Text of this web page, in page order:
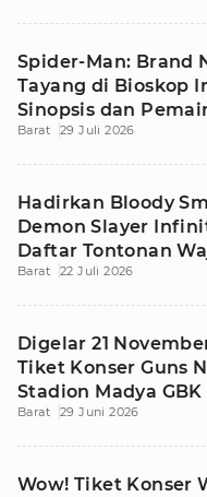
Spider-Man: Brand
Tayang di Bioskop
Sinopsis dan
Barat 29 Juli 2026
Hadirkan Bloody
Demon Slayer
Daftar Tontonan
Barat 22 Juli 2026
Digelar 21
Tiket Konser Guns
Stadion Madya GBK
Barat 29 Juni 2026
Wow! Tiket Konser